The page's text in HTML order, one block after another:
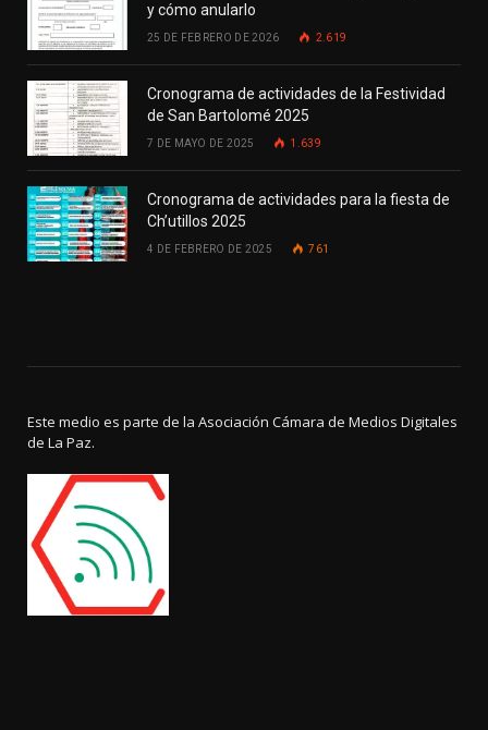
y cómo anularlo
25 DE FEBRERO DE 2026 2.619
Cronograma de actividades de la Festividad
de San Bartolomé 2025
7 DE MAYO DE 2025 1.639
Cronograma de actividades para la fiesta de
Ch’utillos 2025
4 DE FEBRERO DE 2025 761
Este medio es parte de la Asociación Cámara de Medios Digitales
de La Paz.